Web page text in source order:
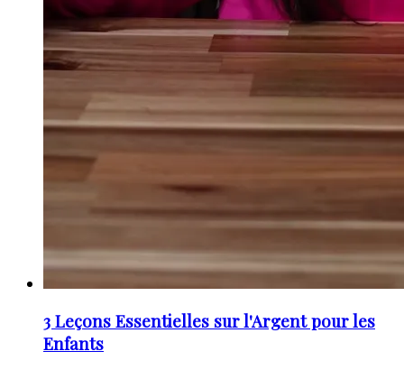
3 Leçons Essentielles sur l'Argent pour les
Enfants